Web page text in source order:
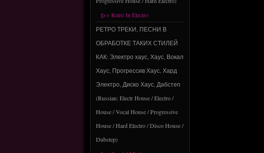
||>> Retro In Electro
РЕТРО ТРЕКИ, ПЕСНИ В
ОБРАБОТКЕ ТАКИХ СТИЛЕЙ
КАК: Электро хаус, Хаус, Вокал
Хаус, Прогрессив Хаус, Хард
Электро, Диско Хаус, Дабстеп
(Russian: Electr House / Electro /
House / Vocal House / Progressive
House / Hard Electro / Disco House /
Dubstep)